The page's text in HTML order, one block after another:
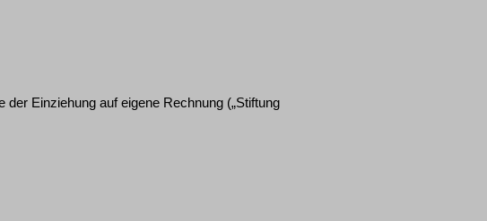
Einziehung auf eigene Rechnung („Stiftung